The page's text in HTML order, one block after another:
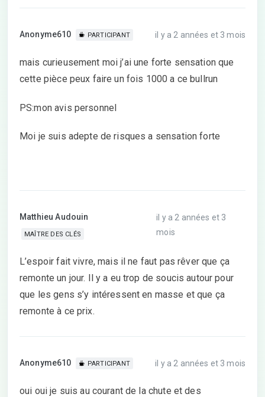
Anonyme610 PARTICIPANT il y a 2 années et 3 mois
mais curieusement moi j’ai une forte sensation que
cette pièce peux faire un fois 1000 a ce bullrun
PS:mon avis personnel
Moi je suis adepte de risques a sensation forte
Matthieu Audouin
MAÎTRE DES CLÉS
il y a 2 années et 3
mois
L’espoir fait vivre, mais il ne faut pas rêver que ça
remonte un jour. Il y a eu trop de soucis autour pour
que les gens s’y intéressent en masse et que ça
remonte à ce prix.
Anonyme610 PARTICIPANT il y a 2 années et 3 mois
oui oui je suis au courant de la chute et des